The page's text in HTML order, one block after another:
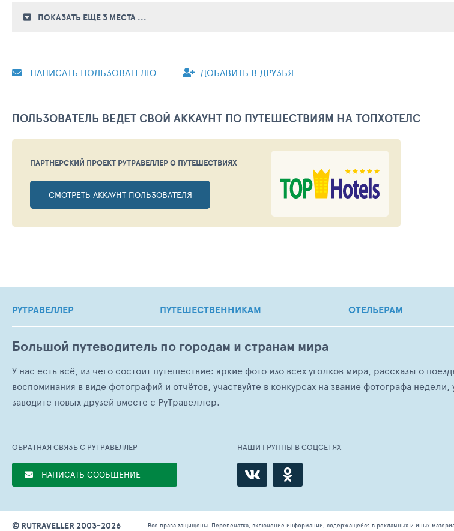
ПОКАЗАТЬ ЕЩЕ 3 МЕСТА ...
НАПИСАТЬ ПОЛЬЗОВАТЕЛЮ ДОБАВИТЬ В ДРУЗЬЯ
ПОЛЬЗОВАТЕЛЬ ВЕДЕТ СВОЙ АККАУНТ ПО ПУТЕШЕСТВИЯМ НА ТОПХОТЕЛС
ПАРТНЕРСКИЙ ПРОЕКТ РУТРАВЕЛЛЕРО ПУТЕШЕСТВИЯХ
СМОТРЕТЬ АККАУНТ ПОЛЬЗОВАТЕЛЯ
РУТРАВЕЛЛЕР ПУТЕШЕСТВЕННИКАМ ОТЕЛЬЕРАМ
Большой путеводитель по городам и странам мира
У нас есть всё, из чего состоит путешествие: яркие фото изо всех уголков мира, рассказы о
воспоминания в виде фотографий и отчётов, участвуйте в конкурсах на звание фотографа
заводите новых друзей вместе с РуТравеллер.
ОБРАТНАЯ СВЯЗЬ С РУТРАВЕЛЛЕР
НАПИСАТЬ СООБЩЕНИЕ
НАШИ ГРУППЫ В СОЦСЕТЯХ
© RUTRAVELLER 2003-2026 Все права защищены. Перепечатка, включение информации, содержащейся в рекламных и иных